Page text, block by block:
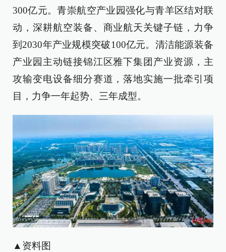
300亿元。青崇航空产业园强化与青羊区结对联
动，深耕航空装备、商业航天关键子链，力争
到2030年产业规模突破100亿元。清洁能源装备
产业园主动链接锦江区雅下集团产业资源，主
攻输变电设备细分赛道，落地实施一批牵引项
目，力争一年起势、三年成型。
▲资料图